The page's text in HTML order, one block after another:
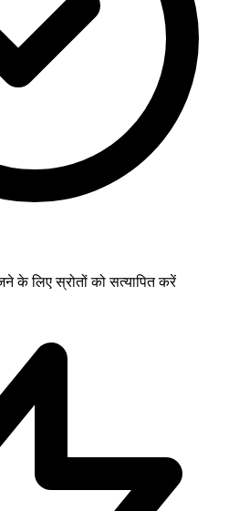
के लिए स्रोतों को सत्यापित करें